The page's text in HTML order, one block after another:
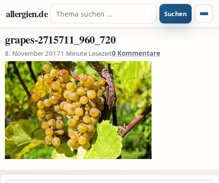
Zum Inhalt springen
allergien.de Suche nach: Suchen
grapes-2715711_960_720
8. November 20171 Minute Lesezeit0 Kommentare